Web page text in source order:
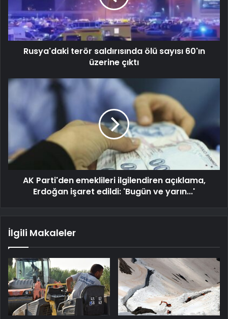
Rusya'daki terör saldırısında ölü sayısı 60'ın
üzerine çıktı
AK Parti'den emeklileri ilgilendiren açıklama,
Erdoğan işaret edildi: 'Bugün ve yarın...'
İlgili Makaleler